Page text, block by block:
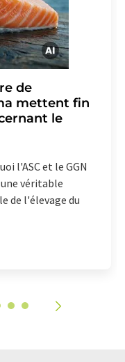
de
mettent fin
le
l'ASC et le GGN
véritable
de l'élevage du